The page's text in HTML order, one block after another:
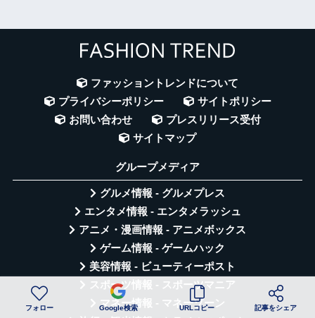
ファッショントレンドについて
プライバシーポリシー
サイトポリシー
お問い合わせ
プレスリリース受付
サイトマップ
グループメディア
グルメ情報 - グルメプレス
エンタメ情報 - エンタメラッシュ
アニメ・漫画情報 - アニメボックス
ゲーム情報 - ゲームハック
美容情報 - ビューティーポスト
スポーツ情報 - スポーツマニア
マネー情報 - マネーゾーン
フォロー Google検索 URLコピー 記事をシェア